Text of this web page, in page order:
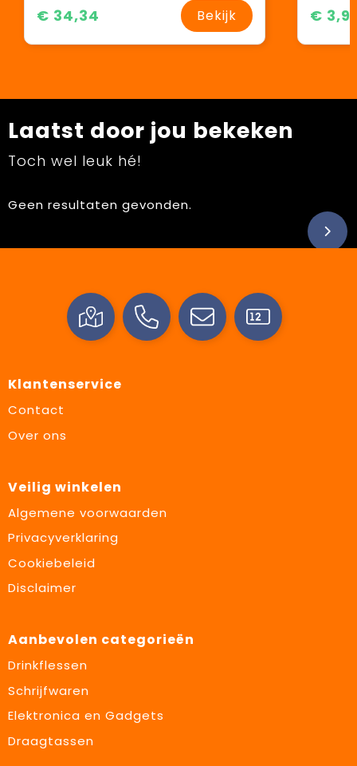
€ 34,34 Bekijk €
Laatst door jou bekeken
Toch wel leuk hé!
Geen resultaten gevonden.
Klantenservice
Contact
Over ons
Veilig winkelen
Algemene voorwaarden
Privacyverklaring
Cookiebeleid
Disclaimer
Aanbevolen categorieën
Drinkflessen
Schrijfwaren
Elektronica en Gadgets
Draagtassen